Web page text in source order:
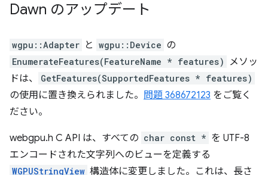
Dawn のアップデート
wgpu::Adapter と wgpu::Device の
EnumerateFeatures(FeatureName * features)
メソッ
ドは、
GetFeatures(SupportedFeatures * features)
の使用に置き換えられました。 問題 368672123 をご覧く
ださい。
webgpu.h C API は、すべての char const * を UTF-8
エンコードされた文字列へのビューを定義する
WGPUStringView 構造体に変更しました。これは、長さ